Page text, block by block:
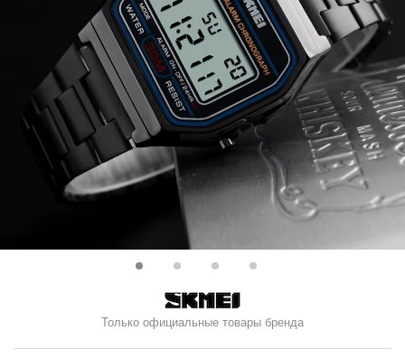
Только официальные товары бренда